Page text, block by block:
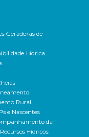
Geradoras de
Hídrica
Rural
e Nascentes
da
Hídricos